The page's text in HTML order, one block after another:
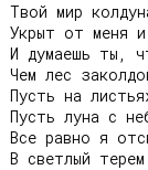
Твой мир
Укрыт от меня
И думаешь ты,
Чем лес
Пусть на
Пусть луна с
Все равно я
В светлый